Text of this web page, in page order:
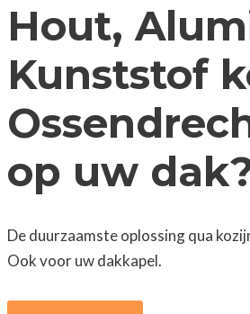
Hout,
Kunststof
op uw
De duurzaamste oplossing qua
Ook voor uw dakkapel.